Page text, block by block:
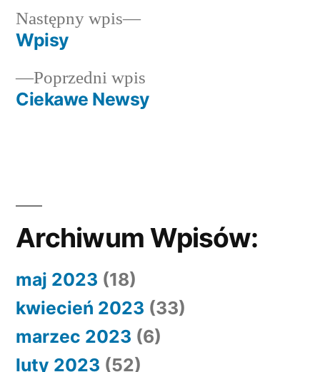
Nawigacja
wpisu
Poprzedni wpis
wpis:
Ciekawe Newsy
Następny wpis
Następny
Wpisy
Archiwum Wpisów:
maj 2023 (18)
kwiecień 2023 (33)
marzec 2023 (6)
luty 2023 (52)